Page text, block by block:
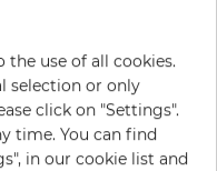
the use of all cookies.
selection or only
click on "Settings".
time. You can find
in our cookie list and